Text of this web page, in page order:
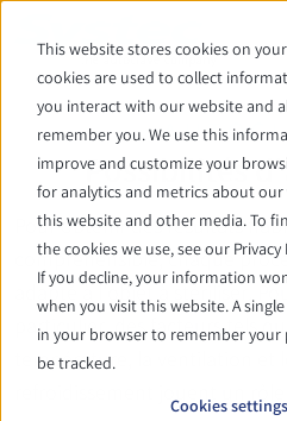
This website stores cookies on
cookies are used to collect
you interact with our website and
remember you. We use this
improve and customize your
for analytics and metrics about
this website and other media. To
the cookies we use, see our Privacy
If you decline, your information
when you visit this website. A
in your browser to remember
be tracked.
Cookies settings
Possibilités
Pour obtenir des résultats
compréhensible, chaque
adapté à l'objet à stériliser.
particulier, des facteurs tels
température, la ventilation et
refroidissement jouent un rôle